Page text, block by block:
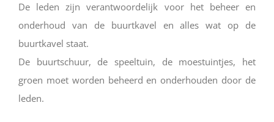
De leden zijn verantwoordelijk voor het beheer en
onderhoud van de buurtkavel en alles wat op de
buurtkavel staat.
De buurtschuur, de speeltuin, de moestuintjes, het
groen moet worden beheerd en onderhouden door de
leden.